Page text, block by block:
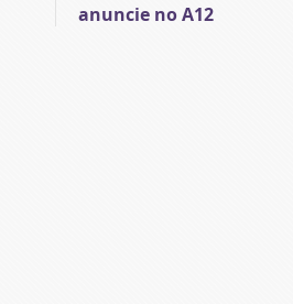
anuncie no A12